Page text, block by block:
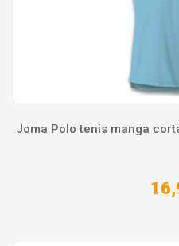
Joma Polo tenis manga